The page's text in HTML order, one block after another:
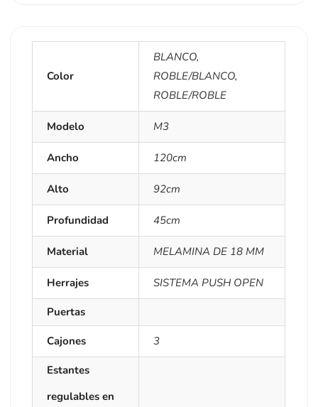
Color
BLANCO,
ROBLE/BLANCO,
ROBLE/ROBLE
Modelo M3
Ancho 120cm
Alto 92cm
Profundidad 45cm
Material MELAMINA DE 18 MM
Herrajes SISTEMA PUSH OPEN
Puertas
Cajones 3
Estantes
regulables en